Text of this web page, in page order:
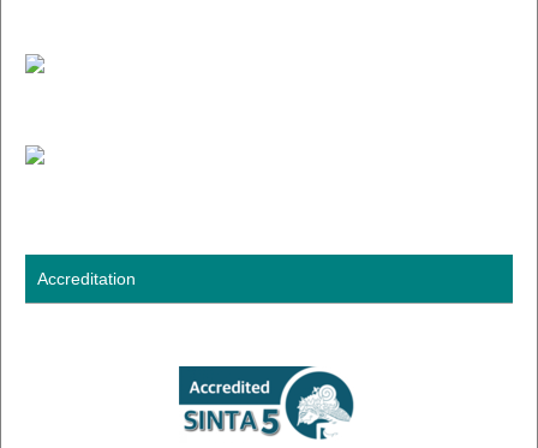
Accreditation